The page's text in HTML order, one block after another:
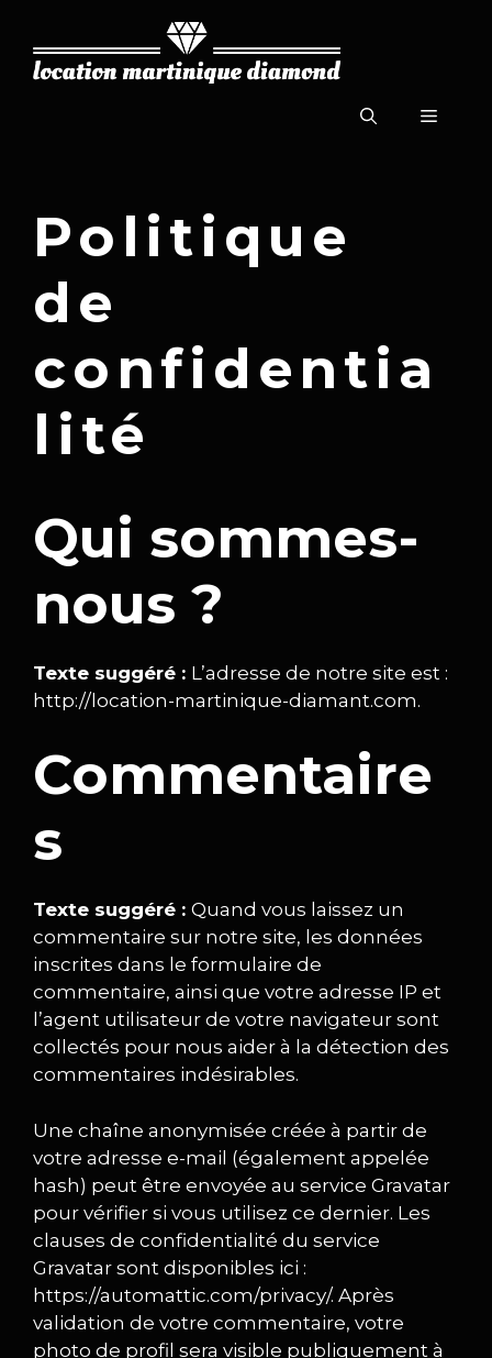
contenu
Menu
Politique
de
confidentia
lité
Qui sommes-
nous ?
Texte suggéré : L’adresse de notre site est :
http://location-martinique-diamant.com.
Commentaire
s
Texte suggéré : Quand vous laissez un
commentaire sur notre site, les données
inscrites dans le formulaire de
commentaire, ainsi que votre adresse IP et
l’agent utilisateur de votre navigateur sont
collectés pour nous aider à la détection des
commentaires indésirables.
Une chaîne anonymisée créée à partir de
votre adresse e-mail (également appelée
hash) peut être envoyée au service Gravatar
pour vérifier si vous utilisez ce dernier. Les
clauses de confidentialité du service
Gravatar sont disponibles ici :
https://automattic.com/privacy/. Après
validation de votre commentaire, votre
photo de profil sera visible publiquement à